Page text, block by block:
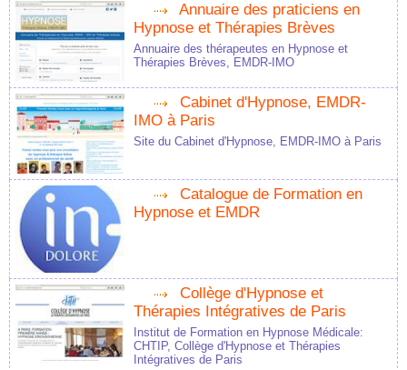
Annuaire des praticiens en
Hypnose et Thérapies Brèves
Annuaire des thérapeutes en Hypnose et
Thérapies Brèves, EMDR-IMO
Cabinet d'Hypnose, EMDR-
IMO à Paris
Site du Cabinet d'Hypnose, EMDR-IMO à Paris
Catalogue de Formation en
Hypnose et EMDR
Collège d'Hypnose et
Thérapies Intégratives de Paris
Institut de Formation en Hypnose Médicale:
CHTIP, Collège d'Hypnose et Thérapies
Intégratives de Paris